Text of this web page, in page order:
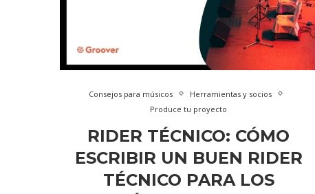
Consejos para músicos
Herramientas y socios
Produce tu proyecto
RIDER TÉCNICO: CÓMO
ESCRIBIR UN BUEN RIDER
TÉCNICO PARA LOS